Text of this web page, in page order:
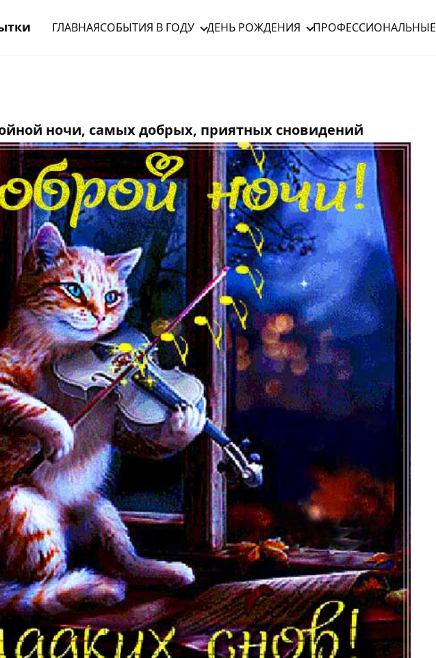
ГЛАВНАЯСОБЫТИЯ В ГОДУ ДЕНЬ РОЖДЕНИЯ ПРОФЕССИОНАЛЬНЫЕ
ночи, самых добрых, приятных сновидений